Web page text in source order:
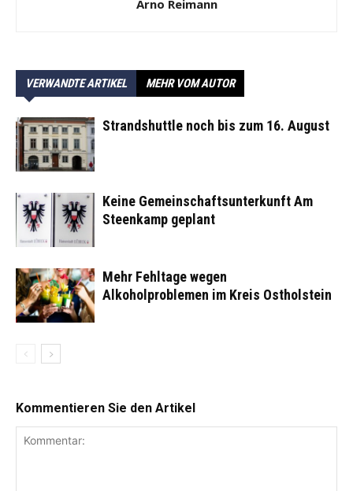
Arno Reimann
VERWANDTE ARTIKEL MEHR VOM AUTOR
Strandshuttle noch bis zum 16. August
Keine Gemeinschaftsunterkunft Am
Steenkamp geplant
Mehr Fehltage wegen
Alkoholproblemen im Kreis Ostholstein
Kommentieren Sie den Artikel